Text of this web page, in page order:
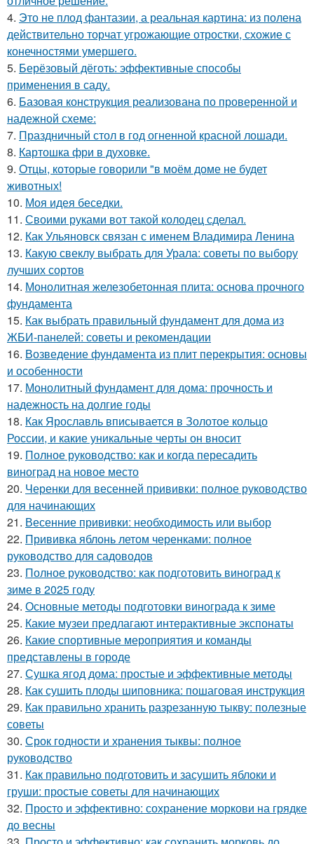
4. Это не плод фантазии, а реальная картина: из полена
действительно торчат угрожающие отростки, схожие с
конечностями умершего.
5. Берёзовый дёготь: эффективные способы
применения в саду.
6. Базовая конструкция реализована по проверенной и
надежной схеме:
7. Праздничный стол в год огненной красной лошади.
8. Картошка фри в духовке.
9. Отцы, которые говорили "в моём доме не будет
животных!
10. Моя идея беседки.
11. Своими руками вот такой колодец сделал.
12. Как Ульяновск связан с именем Владимира Ленина
13. Какую свеклу выбрать для Урала: советы по выбору
лучших сортов
14. Монолитная железобетонная плита: основа прочного
фундамента
15. Как выбрать правильный фундамент для дома из
ЖБИ-панелей: советы и рекомендации
16. Возведение фундамента из плит перекрытия: основы
и особенности
17. Монолитный фундамент для дома: прочность и
надежность на долгие годы
18. Как Ярославль вписывается в Золотое кольцо
России, и какие уникальные черты он вносит
19. Полное руководство: как и когда пересадить
виноград на новое место
20. Черенки для весенней прививки: полное руководство
для начинающих
21. Весенние прививки: необходимость или выбор
22. Прививка яблонь летом черенками: полное
руководство для садоводов
23. Полное руководство: как подготовить виноград к
зиме в 2025 году
24. Основные методы подготовки винограда к зиме
25. Какие музеи предлагают интерактивные экспонаты
26. Какие спортивные мероприятия и команды
представлены в городе
27. Сушка ягод дома: простые и эффективные методы
28. Как сушить плоды шиповника: пошаговая инструкция
29. Как правильно хранить разрезанную тыкву: полезные
советы
30. Срок годности и хранения тыквы: полное
руководство
31. Как правильно подготовить и засушить яблоки и
груши: простые советы для начинающих
32. Просто и эффективно: сохранение моркови на грядке
до весны